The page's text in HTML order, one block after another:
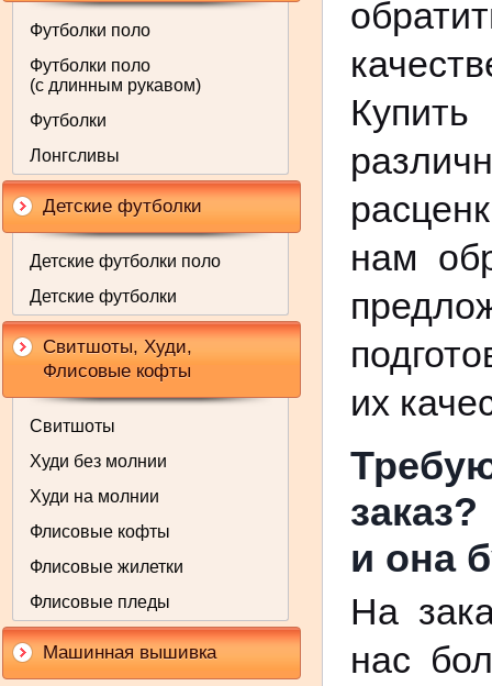
Футболки поло
Футболки поло
(с длинным рукавом)
Футболки
Лонгсливы
Детские футболки
Детские футболки поло
Детские футболки
Свитшоты, Худи,
Флисовые кофты
Свитшоты
Худи без молнии
Худи на молнии
Флисовые кофты
Флисовые жилетки
Флисовые пледы
Машинная вышивка
нам
их
и она
На
нас